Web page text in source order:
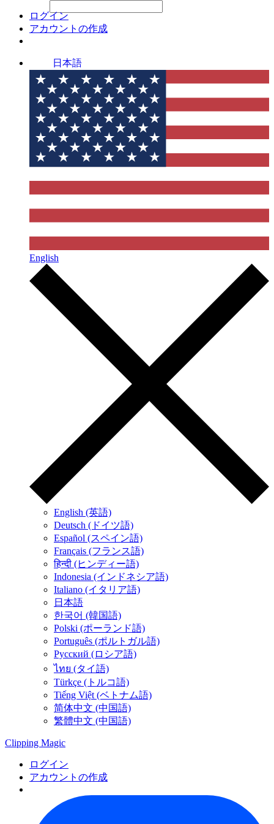
ログイン
アカウントの作成
日本語
English
English (英語)
Deutsch (ドイツ語)
Español (スペイン語)
Français (フランス語)
हिन्दी (ヒンディー語)
Indonesia (インドネシア語)
Italiano (イタリア語)
日本語
한국어 (韓国語)
Polski (ポーランド語)
Português (ポルトガル語)
Русский (ロシア語)
ไทย (タイ語)
Türkçe (トルコ語)
Tiếng Việt (ベトナム語)
简体中文 (中国語)
繁體中文 (中国語)
Clipping Magic
ログイン
アカウントの作成